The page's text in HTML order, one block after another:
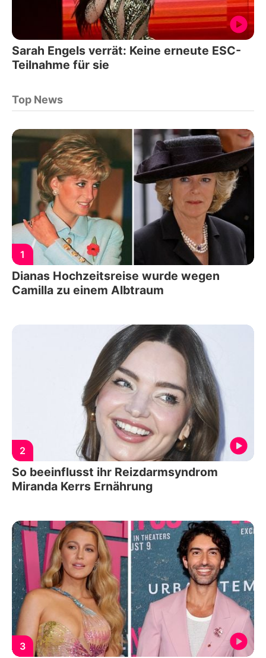
Sarah Engels verrät: Keine erneute ESC-
Teilnahme für sie
Top News
1
Dianas Hochzeitsreise wurde wegen
Camilla zu einem Albtraum
2
So beeinflusst ihr Reizdarmsyndrom
Miranda Kerrs Ernährung
3